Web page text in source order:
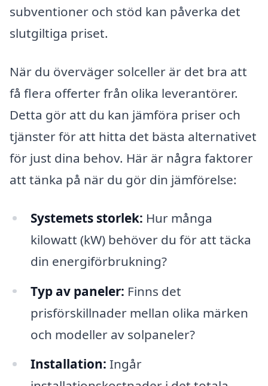
subventioner och stöd kan påverka det
slutgiltiga priset.
När du överväger solceller är det bra att
få flera offerter från olika leverantörer.
Detta gör att du kan jämföra priser och
tjänster för att hitta det bästa alternativet
för just dina behov. Här är några faktorer
att tänka på när du gör din jämförelse:
Systemets storlek: Hur många
kilowatt (kW) behöver du för att täcka
din energiförbrukning?
Typ av paneler: Finns det
prisförskillnader mellan olika märken
och modeller av solpaneler?
Installation: Ingår